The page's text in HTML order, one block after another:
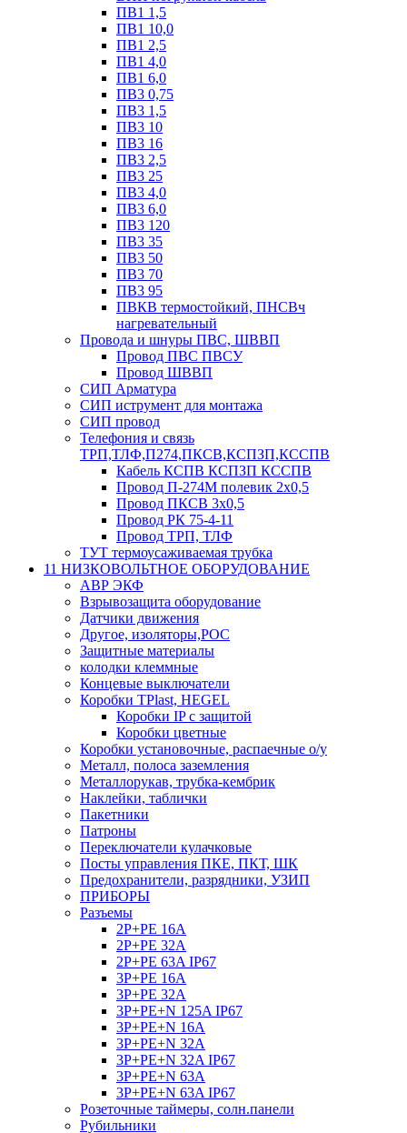
ПВ1 1,5
ПВ1 10,0
ПВ1 2,5
ПВ1 4,0
ПВ1 6,0
ПВ3 0,75
ПВ3 1,5
ПВ3 10
ПВ3 16
ПВ3 2,5
ПВ3 25
ПВ3 4,0
ПВ3 6,0
ПВ3 120
ПВ3 35
ПВ3 50
ПВ3 70
ПВ3 95
ПВКВ термостойкий, ПНСВч
нагревательный
Провода и шнуры ПВС, ШВВП
Провод ПВС ПВСУ
Провод ШВВП
СИП Арматура
СИП иструмент для монтажа
СИП провод
Телефония и связь
ТРП,ТЛФ,П274,ПКСВ,КСПЗП,КССПВ
Кабель КСПВ КСПЗП КССПВ
Провод П-274М полевик 2х0,5
Провод ПКСВ 3х0,5
Провод РК 75-4-11
Провод ТРП, ТЛФ
ТУТ термоусаживаемая трубка
11 НИЗКОВОЛЬТНОЕ ОБОРУДОВАНИЕ
АВР ЭКФ
Взрывозащита оборудование
Датчики движения
Другое, изоляторы,РОС
Защитные материалы
колодки клеммные
Концевые выключатели
Коробки TPlast, HEGEL
Коробки IP с защитой
Коробки цветные
Коробки установочные, распаечные о/у
Металл, полоса заземления
Металлорукав, трубка-кембрик
Наклейки, таблички
Пакетники
Патроны
Переключатели кулачковые
Посты управления ПКЕ, ПКТ, ШК
Предохранители, разрядники, УЗИП
ПРИБОРЫ
Разъемы
2P+PE 16A
2P+PE 32A
2P+PE 63A IP67
3P+PE 16A
3P+PE 32A
3P+PE+N 125A IP67
3P+PE+N 16A
3P+PE+N 32A
3P+PE+N 32A IP67
3P+PE+N 63A
3P+PE+N 63A IP67
Розеточные таймеры, солн.панели
Рубильники